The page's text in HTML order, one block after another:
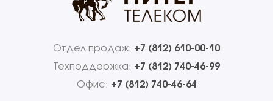
Отдел продаж: +7 (812) 610-00-10
Техподдержка: +7 (812) 740-46-99
Офис: +7 (812) 740-46-64